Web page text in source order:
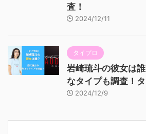
査！
2024/12/11
タイプロ
岩崎琉斗の彼女は
なタイプも調査！
2024/12/9